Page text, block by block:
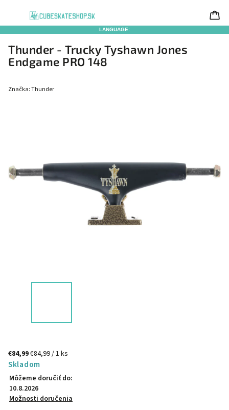
LANGUAGE:
Thunder - Trucky Tyshawn Jones
Endgame PRO 148
Značka:Thunder
€84,99€84,99 / 1 ks
Skladom
Môžeme doručiť do:
10.8.2026
Možnosti doručenia